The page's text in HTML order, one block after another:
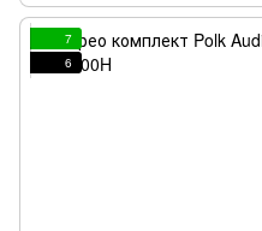
7
6